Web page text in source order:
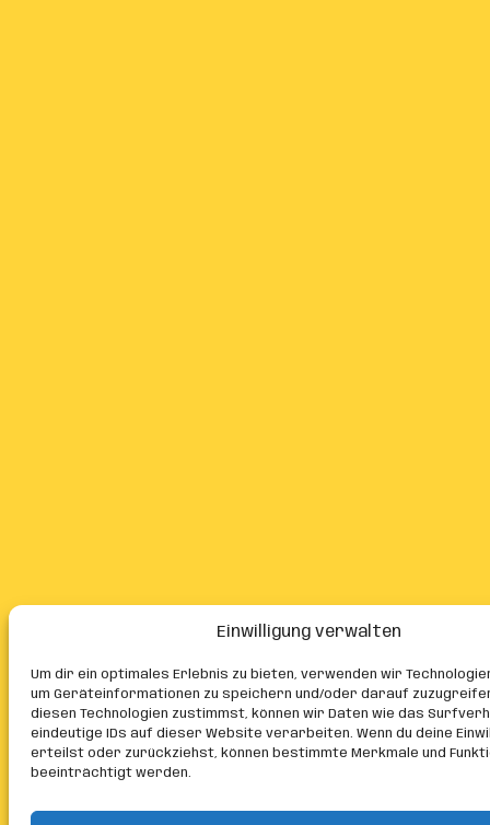
Einwilligung verwalten
Um dir ein optimales Erlebnis zu bieten, verwenden wir
um Geräteinformationen zu speichern und/oder darauf
diesen Technologien zustimmst, können wir Daten wie das
eindeutige IDs auf dieser Website verarbeiten. Wenn du deine
erteilst oder zurückziehst, können bestimmte Merkmale und
beeinträchtigt werden.